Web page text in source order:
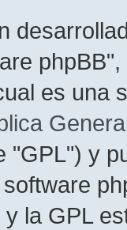
es una
"GPL") y
software
la GPL